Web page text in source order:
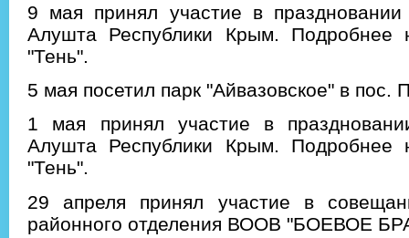
9 мая принял участие в
Алушта Республики Крым.
"Тень".
5 мая посетил парк "Айвазовское" в пос.
1 мая принял участие в
Алушта Республики Крым.
"Тень".
29 апреля принял участие в
районного отделения ВООВ "БОЕВОЕ